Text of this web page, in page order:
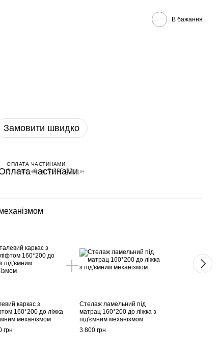
В бажання
Замовити швидко
ОПЛАТА ЧАСТИНАМИ
3 платежі по 5 633.33 грн
каркас з
160*200 до ліжка
механізмом
грн
Стелаж ламельний під
матрац 160*200 до ліжка з
під'ємним механізмом
3 800 грн